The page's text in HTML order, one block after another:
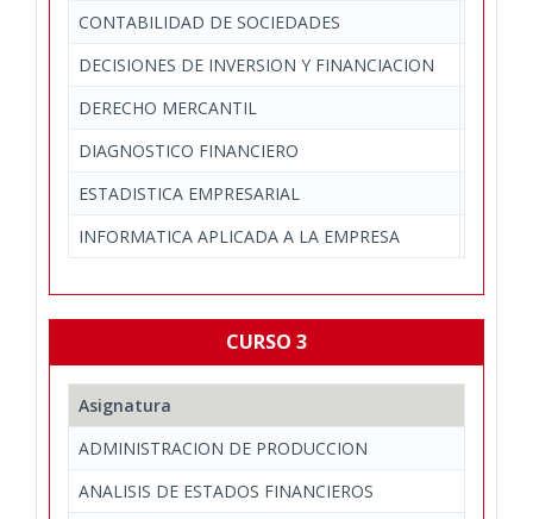
CONTABILIDAD DE SOCIEDADES
DECISIONES DE INVERSION Y FINANCIACION
DERECHO MERCANTIL
DIAGNOSTICO FINANCIERO
ESTADISTICA EMPRESARIAL
INFORMATICA APLICADA A LA EMPRESA
CURSO 3
Asignatura
ADMINISTRACION DE PRODUCCION
ANALISIS DE ESTADOS FINANCIEROS